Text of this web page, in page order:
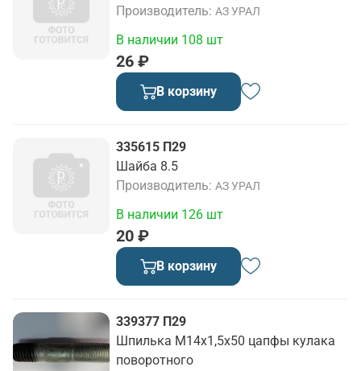
Производитель АЗ УРАЛ
26 ₽
В наличии 108 шт
В корзину
335615 П29
Шайба 8.5
Производитель АЗ УРАЛ
20 ₽
В наличии 126 шт
В корзину
339377 П29
Шпилька М14х1,5х50 цапфы кулака
поворотного